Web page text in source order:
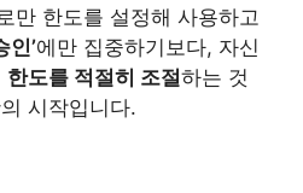
만 한도를 설정해 사용하고
인’에만 집중하기보다, 자신
한도를 적절히 조절하는 것
시작입니다.